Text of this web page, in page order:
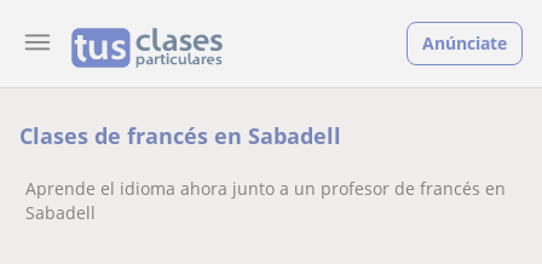
Anúnciate
Clases de francés en Sabadell
Aprende el idioma ahora junto a un profesor de francés en
Sabadell